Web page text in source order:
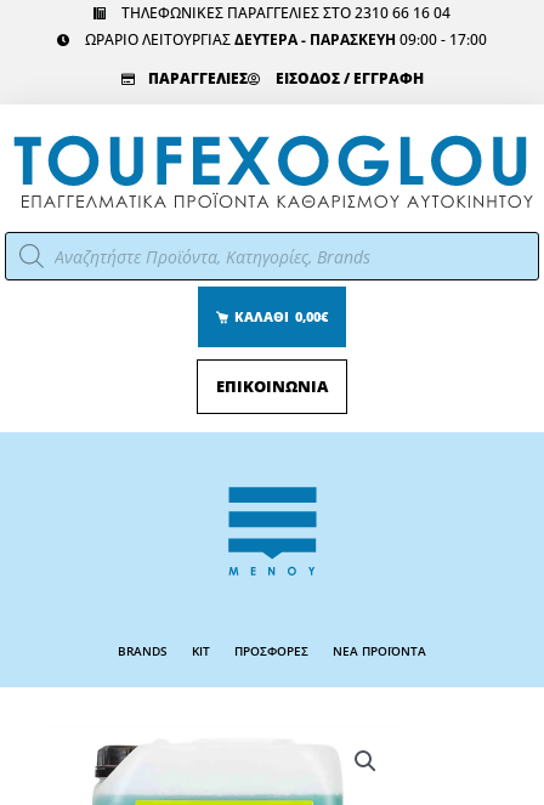
ΤΗΛΕΦΩΝΙΚΕΣ ΠΑΡΑΓΓΕΛΙΕΣ ΣΤΟ 2310 66 16 04
ΩΡΑΡΙΟ ΛΕΙΤΟΥΡΓΙΑΣΔΕΥΤΕΡΑ - ΠΑΡΑΣΚΕΥΗ 09:00 - 17:00
ΠΑΡΑΓΓΕΛΙΕΣ
ΕΙΣΟΔΟΣ / ΕΓΓΡΑΦΗ
Αναζήτηση
προϊόντων
ΚΑΛΑΘΙ 0,00€
ΕΠΙΚΟΙΝΩΝΙΑ
Menu
BRANDS KIT ΠΡΟΣΦΟΡΕΣ ΝΕΑ ΠΡΟΪΟΝΤΑ